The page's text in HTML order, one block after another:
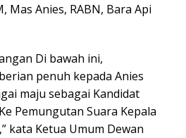
Mas Anies, ⁠RABN, Bara Api
Di bawah ini,
penuh kepada Anies
maju sebagai Kandidat
Pemungutan Suara Kepala
kata Ketua Umum Dewan